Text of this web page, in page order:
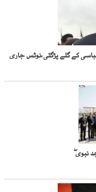
کے گلے پڑگئی،نوٹس جاری
نبوی